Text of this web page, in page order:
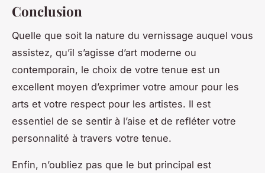
Conclusion
Quelle que soit la nature du vernissage auquel vous
assistez, qu’il s’agisse d’art moderne ou
contemporain, le choix de votre tenue est un
excellent moyen d’exprimer votre amour pour les
arts et votre respect pour les artistes. Il est
essentiel de se sentir à l’aise et de refléter votre
personnalité à travers votre tenue.
Enfin, n’oubliez pas que le but principal est